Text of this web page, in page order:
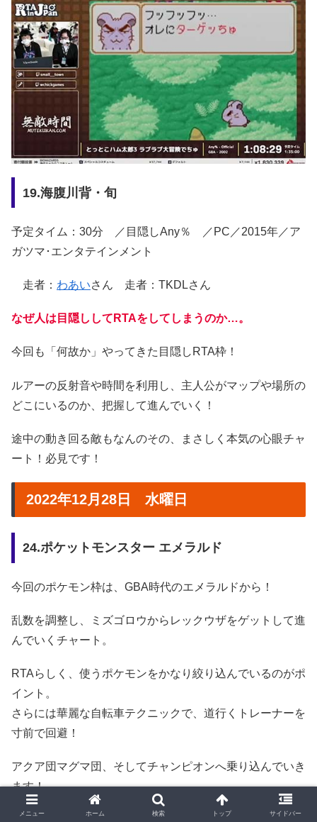
19.海腹川背・旬
予定タイム：30分 ／目隠しAny％ ／PC／2015年／ア
ガツマ･エンタテインメント
走者： わあいさん 走者：TKDLさん
なぜ人は目隠ししてRTAをしてしまうのか…。
今回も「何故か」やってきた目隠しRTA枠！
ルアーの反射音や時間を利用し、主人公がマップや場所の
どこにいるのか、把握して進んでいく！
途中の動き回る敵もなんのその、まさしく本気の心眼チャ
ート！必見です！
2022年12月28日 水曜日
24.ポケットモンスター エメラルド
今回のポケモン枠は、GBA時代のエメラルドから！
乱数を調整し、ミズゴロウからレックウザをゲットして進
んでいくチャート。
RTAらしく、使うポケモンをかなり絞り込んでいるのがポ
イント。
さらには華麗な自転車テクニックで、道行くトレーナーを
寸前で回避！
アクア団マグマ団、そしてチャンピオンへ乗り込んでいき
ます！
メニュー ホーム 検索 トップ サイドバー